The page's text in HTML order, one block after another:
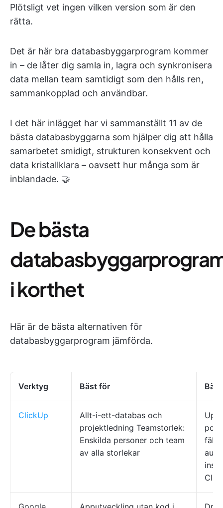
Plötsligt vet ingen vilken version som är den
rätta.
Det är här bra databasbyggarprogram kommer
in – de låter dig samla in, lagra och synkronisera
data mellan team samtidigt som den hålls ren,
sammankopplad och användbar.
I det här inlägget har vi sammanställt 11 av de
bästa databasbyggarna som hjälper dig att hålla
samarbetet smidigt, strukturen konsekvent och
data kristallklara – oavsett hur många som är
inblandade. 🤝
De bästa
i korthet
Här är de bästa alternativen för
databasbyggarprogram jämförda.
Verktyg Bäst för
ClickUp
Allt-i-ett-databas och
projektledning Teamstorlek:
Enskilda personer och team
av alla storlekar
fält,